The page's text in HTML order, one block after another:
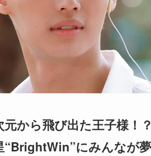
元から飛び出た王子様！？
“BrightWin”にみんなが夢